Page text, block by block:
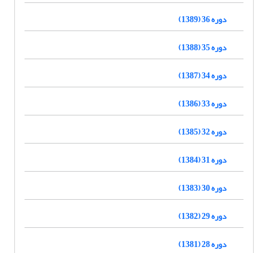
دوره 36 (1389)
دوره 35 (1388)
دوره 34 (1387)
دوره 33 (1386)
دوره 32 (1385)
دوره 31 (1384)
دوره 30 (1383)
دوره 29 (1382)
دوره 28 (1381)